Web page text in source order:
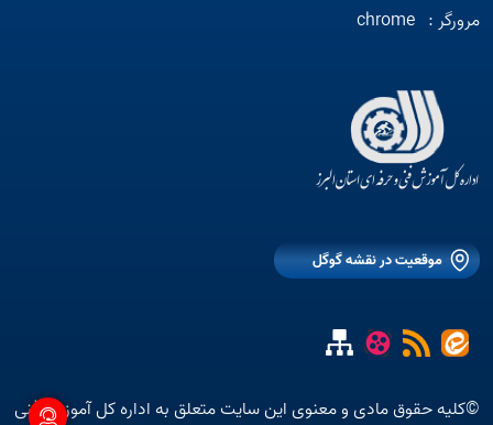
مرورگر : chrome
موقعیت در نقشه گوگل
©کلیه حقوق مادی و معنوی این سایت متعلق به اداره کل آموزش فنی